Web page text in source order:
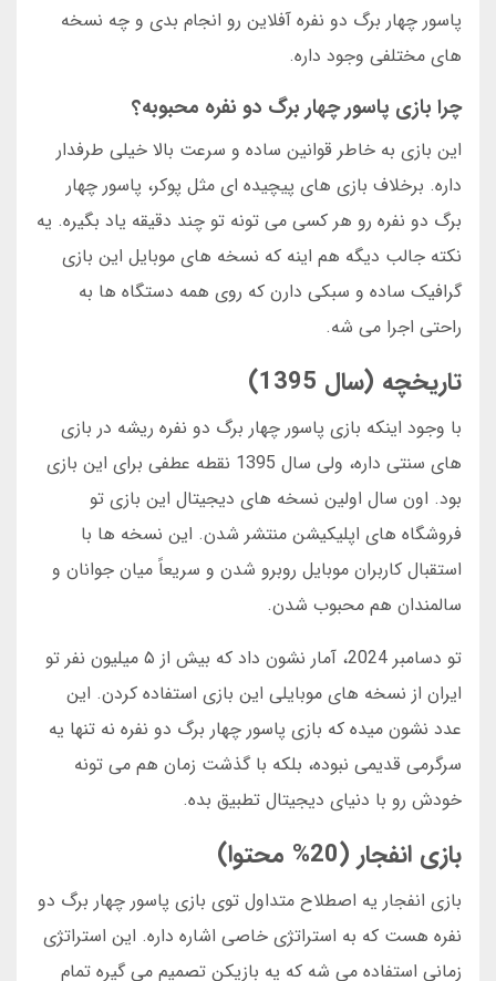
پاسور چهار برگ دو نفره آفلاین رو انجام بدی و چه نسخه
های مختلفی وجود داره.
چرا بازی پاسور چهار برگ دو نفره محبوبه؟
این بازی به خاطر قوانین ساده و سرعت بالا خیلی طرفدار
داره. برخلاف بازی های پیچیده ای مثل پوکر، پاسور چهار
برگ دو نفره رو هر کسی می تونه تو چند دقیقه یاد بگیره. یه
نکته جالب دیگه هم اینه که نسخه های موبایل این بازی
گرافیک ساده و سبکی دارن که روی همه دستگاه ها به
راحتی اجرا می شه.
تاریخچه (سال 1395)
با وجود اینکه بازی پاسور چهار برگ دو نفره ریشه در بازی
های سنتی داره، ولی سال 1395 نقطه عطفی برای این بازی
بود. اون سال اولین نسخه های دیجیتال این بازی تو
فروشگاه های اپلیکیشن منتشر شدن. این نسخه ها با
استقبال کاربران موبایل روبرو شدن و سریعاً میان جوانان و
سالمندان هم محبوب شدن.
تو دسامبر 2024، آمار نشون داد که بیش از ۵ میلیون نفر تو
ایران از نسخه های موبایلی این بازی استفاده کردن. این
عدد نشون میده که بازی پاسور چهار برگ دو نفره نه تنها یه
سرگرمی قدیمی نبوده، بلکه با گذشت زمان هم می تونه
خودش رو با دنیای دیجیتال تطبیق بده.
بازی انفجار (20% محتوا)
بازی انفجار یه اصطلاح متداول توی بازی پاسور چهار برگ دو
نفره هست که به استراتژی خاصی اشاره داره. این استراتژی
زمانی استفاده می شه که یه بازیکن تصمیم می گیره تمام